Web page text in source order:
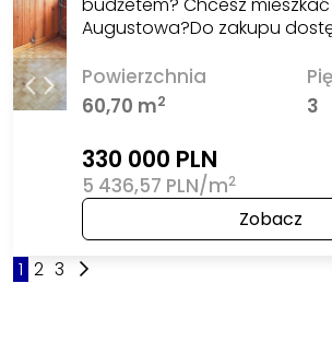
Augustowa?Do zakupu
Powierzchnia
60,70 m2
3
330 000 PLN
5 436,57 PLN/m2
Zobacz
1 2 3